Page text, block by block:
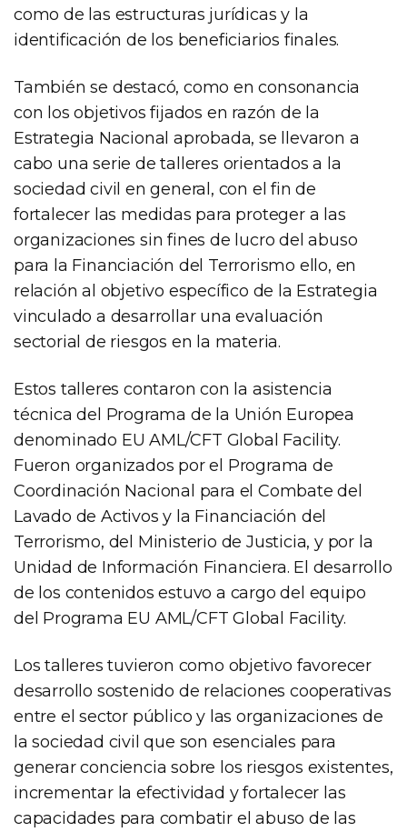
como de las estructuras jurídicas y la
identificación de los beneficiarios finales.
También se destacó, como en consonancia
con los objetivos fijados en razón de la
Estrategia Nacional aprobada, se llevaron a
cabo una serie de talleres orientados a la
sociedad civil en general, con el fin de
fortalecer las medidas para proteger a las
organizaciones sin fines de lucro del abuso
para la Financiación del Terrorismo ello, en
relación al objetivo específico de la Estrategia
vinculado a desarrollar una evaluación
sectorial de riesgos en la materia.
Estos talleres contaron con la asistencia
técnica del Programa de la Unión Europea
denominado EU AML/CFT Global Facility.
Fueron organizados por el Programa de
Coordinación Nacional para el Combate del
Lavado de Activos y la Financiación del
Terrorismo, del Ministerio de Justicia, y por la
Unidad de Información Financiera. El desarrollo
de los contenidos estuvo a cargo del equipo
del Programa EU AML/CFT Global Facility.
Los talleres tuvieron como objetivo favorecer
desarrollo sostenido de relaciones cooperativas
entre el sector público y las organizaciones de
la sociedad civil que son esenciales para
generar conciencia sobre los riesgos existentes,
incrementar la efectividad y fortalecer las
capacidades para combatir el abuso de las